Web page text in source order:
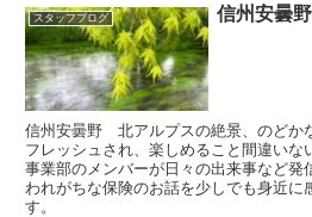
スタッフブログ 信州安曇
信州安曇野 北アルプスの絶景、のどか
フレッシュされ、楽しめること間違いな
事業部のメンバーが日々の出来事など発
われがちな保険のお話を少しでも身近に
す。